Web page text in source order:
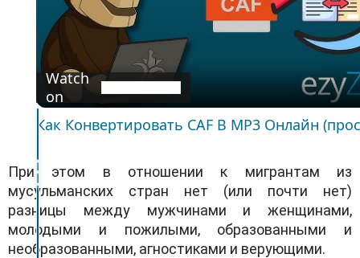
y
V
o
Watch
on
Как Конвертировать CAF В MP3 Онлайн
При этом в отношении к мигрантам из
мусульманских стран нет (или почти нет)
разницы между мужчинами и женщинами,
молодыми и пожилыми, образованными и
необразованными, агностиками и верующими.